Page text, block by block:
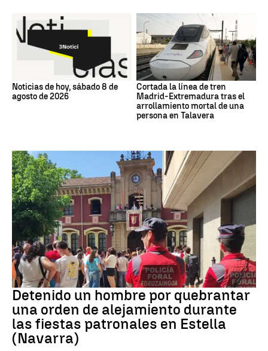
Noticias de hoy, sábado 8 de
agosto de 2026
Cortada la línea de tren
Madrid-Extremadura tras el
arrollamiento mortal de una
persona en Talavera
Detenido
Detenido un hombre por quebrantar
una orden de alejamiento durante
las fiestas patronales en Estella
(Navarra)